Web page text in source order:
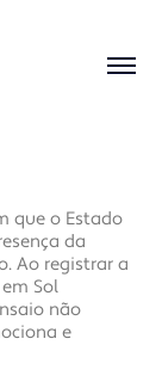
que o Estado
da
Ao registrar a
Sol
não
e